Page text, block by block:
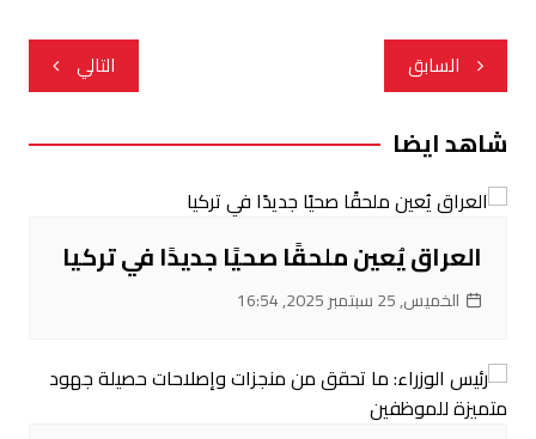
تصفّح
المقالات
السابق التالي
شاهد ايضا
العراق يُعين ملحقًا صحيًا جديدًا في تركيا
الخميس, 25 سبتمبر 2025, 16:54